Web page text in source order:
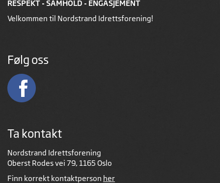
RESPEKT - SAMHOLD - ENGASJEMENT
Velkommen til Nordstrand Idrettsforening!
Følg oss
Ta kontakt
Nordstrand Idrettsforening
Oberst Rodes vei 79, 1165 Oslo
Finn korrekt kontaktperson her